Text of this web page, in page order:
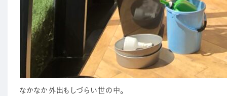
なかなか外出もしづらい世の中。